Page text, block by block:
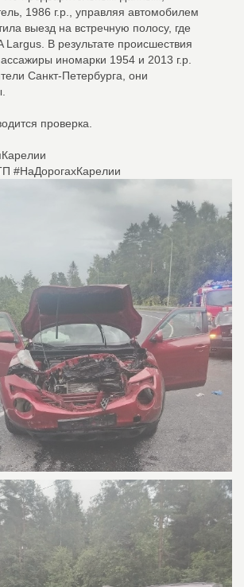
1986 г.р., управляя автомобилем
выезд на встречную полосу, где
Largus. В результате происшествия
иномарки 1954 и 2013 г.р.
Санкт-Петербурга, они
проверка.
#НаДорогахКарелии